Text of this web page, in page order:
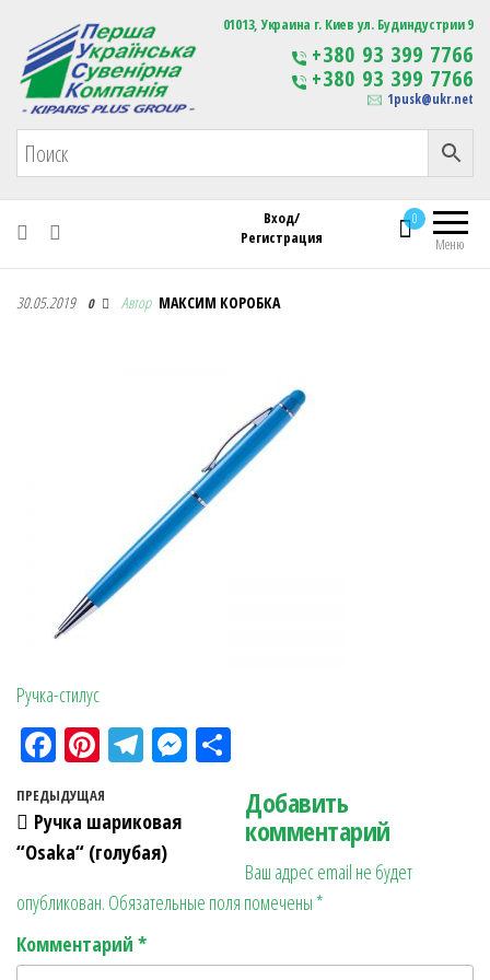
Первая Украинская Сувенирная Компания Изготовление
сувенирной продукции
с логотипом
01013, Украина г. Киев ул. Будиндустрии 9
+380 93 399 7766
+380 93 399 7766
1pusk@ukr.net
Меню
0
Вход/
Регистрация
Первая Украинская Сувенирная Компания
30.05.2019 0 Автор МАКСИМ КОРОБКА
Ручка-стилус
Fa
ce
bo
ok
Pi
nt
er
es
t
Te
gr
a
M
r
ра
в
ит
ь
Навигация по записям
Предыдущая запись
ПРЕДЫДУЩАЯ
Ручка шариковая
“Osaka“ (голубая)
Добавить
комментарий
Ваш адрес email не будет
опубликован. Обязательные поля помечены *
Комментарий *